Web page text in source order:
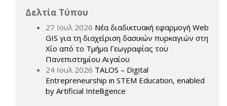
Δελτία Τύπου
27 Ιουλ 2026 Νέα διαδικτυακή εφαρμογή Web
GIS για τη διαχείριση δασικών πυρκαγιών στη
Χίο από το Τμήμα Γεωγραφίας του
Πανεπιστημίου Αιγαίου
24 Ιουλ 2026 TALOS – Digital
Entrepreneurship in STEM Education, enabled
by Artificial Intelligence